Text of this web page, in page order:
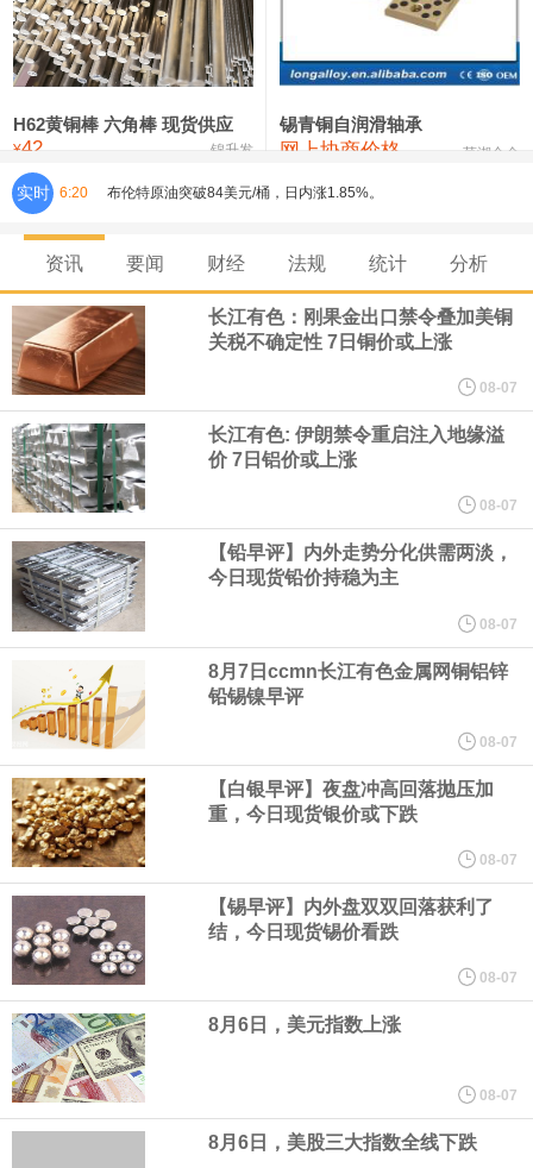
铸造铝合金锭(ZLD104) 24,300—24,500 24,400
压铸锌合金锭 26,500—26,700
氯化镍 38,300—40,300 39,300 0
H62黄铜棒 六角棒 现货供应
¥42 锦升发
锡青铜自润滑轴承
网上协商价格 芜湖合金
实时 6:20 布伦特原油突破84美元/桶，日内涨1.85%。
美联储穆萨莱姆：在最近一次联邦公开市场委员会（FOMC）会议
上，我倾向于加息。 通胀维持在目标水平上方的概率有所上升。
美联储穆萨莱姆：供给与需求端均出现通胀上行压力，若各类冲击
消退，通胀有望回落至 2%。 一年后通胀可能企稳于 2.5%‑3% 甚至
更高水平。
据CME“美联储观察”：美联储到9月维持利率不变的概率为45%，累
计加息25个基点的概率为55%。美联储到10月维持利率不变的概率
为31%，累计加息25个基点的概率为51.9%，累计加息50个基点的
概率为17.1%。
中国物流与采购联合会今天（7日）公布7月份中国仓储指数。指数
连续两个月运行在50%以上的扩张区间。总体来看，仓储行业在季
节性气候和极端天气扰动下仍保持扩张，行业运行具有较强韧性。7
月份中国仓储指数为50.3%，较上月上升0.1个百分点，连续两个月
运行在扩张区间。
圣路易斯联储行长阿尔伯托·穆萨莱姆表示，由于通胀高于美联储2%
的目标，决策者负担不起在等待可能出现更强劲的生产率增长的同
资讯 要闻 财经 法规 统计 分析
长江有色：刚果金出口禁令叠加美铜
关税不确定性 7日铜价或上涨
08-07
长江有色: 伊朗禁令重启注入地缘溢
价 7日铝价或上涨
08-07
【铅早评】内外走势分化供需两淡，
今日现货铅价持稳为主
08-07
8月7日ccmn长江有色金属网铜铝锌
铅锡镍早评
08-07
【白银早评】夜盘冲高回落抛压加
重，今日现货银价或下跌
08-07
【锡早评】内外盘双双回落获利了
结，今日现货锡价看跌
08-07
8月6日，美元指数上涨
08-07
8月6日，美股三大指数全线下跌